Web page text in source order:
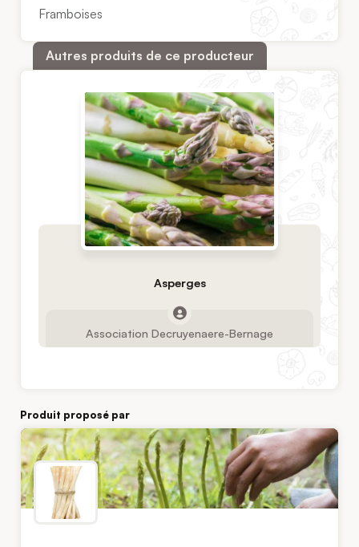
Framboises
Autres produits de ce producteur
Asperges
Association Decruyenaere-Bernage
Produit proposé par